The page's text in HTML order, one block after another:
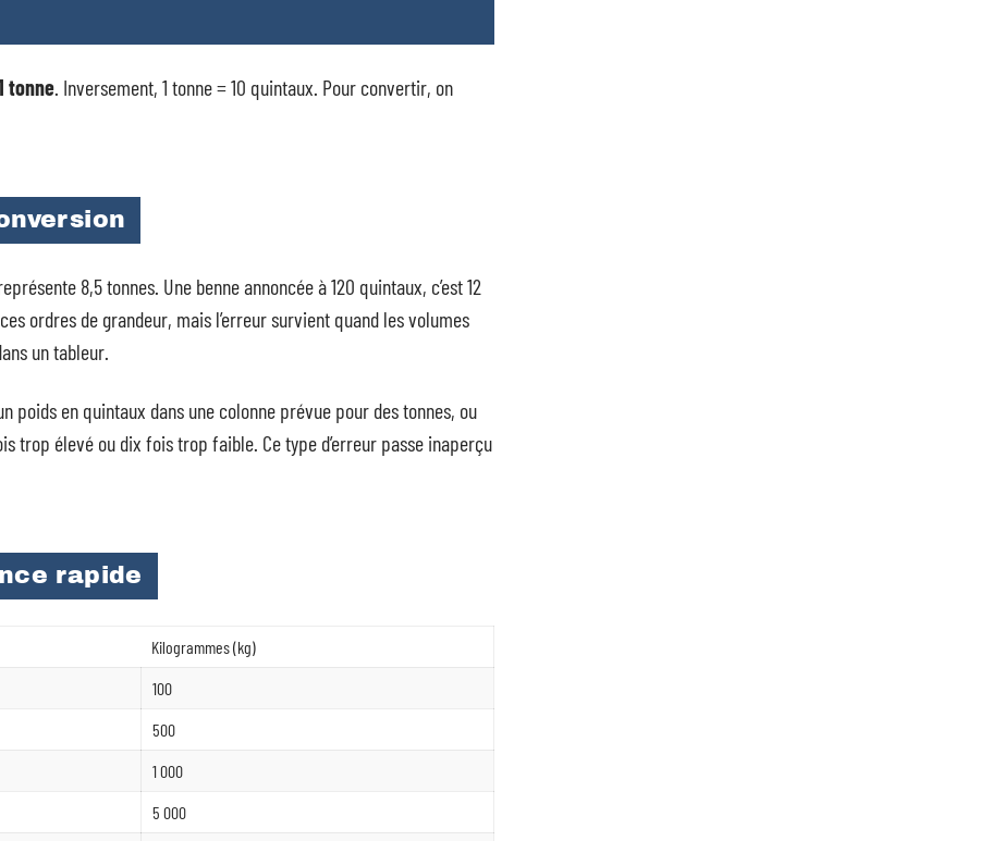
tonne. Inversement, 1 tonne = 10 quintaux. Pour convertir, on
8,5 tonnes. Une benne annoncée à 120 quintaux, c’est 12
ordres de grandeur, mais l’erreur survient quand les volumes
un tableur.
poids en quintaux dans une colonne prévue pour des tonnes, ou
trop élevé ou dix fois trop faible. Ce type d’erreur passe inaperçu
rapide
Kilogrammes (kg)
100
500
1 000
5 000